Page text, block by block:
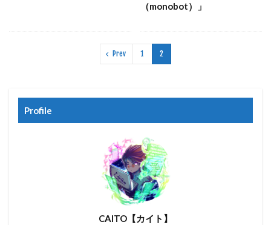
（monobot）」
Prev 1 2
Profile
CAITO【カイト】